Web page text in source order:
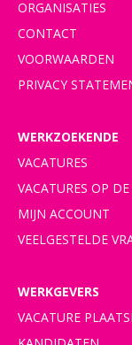
ORGANISATIES
CONTACT
VOORWAARDEN
PRIVACY
WERKZOEKENDE
VACATURES
VACATURES OP
MIJN ACCOUNT
VEELGESTELDE
WERKGEVERS
VACATURE